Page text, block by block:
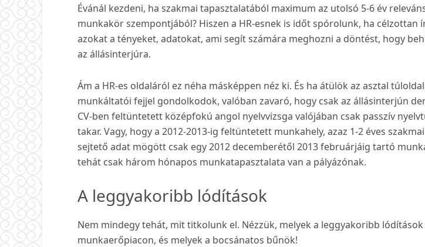
Évánál kezdeni, ha szakmai tapasztalatából maximum az utolsó 5-6 év
munkakör szempontjából? Hiszen a HR-esnek is időt spórolunk, ha célzottan
azokat a tényeket, adatokat, ami segít számára meghozni a döntést, hogy
az állásinterjúra.
Ám a HR-es oldaláról ez néha másképpen néz ki. És ha átülök az asztal
munkáltatói fejjel gondolkodok, valóban zavaró, hogy csak az állásinterjún
CV-ben feltüntetett középfokú angol nyelvvizsga valójában csak passzív
takar. Vagy, hogy a 2012-2013-ig feltüntetett munkahely, azaz 1-2 éves
sejtető adat mögött csak egy 2012 decemberétől 2013 februárjáig tartó
tehát csak három hónapos munkatapasztalata van a pályázónak.
A leggyakoribb lódítások
Nem mindegy tehát, mit titkolunk el. Nézzük, melyek a leggyakoribb lódítások
munkaerőpiacon, és melyek a bocsánatos bűnök!